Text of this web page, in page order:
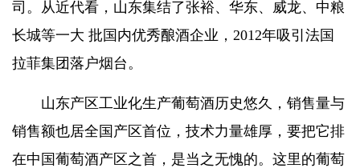
司。从近代看，山东集结了张裕、华东、威龙、中粮
长城等一大 批国内优秀酿酒企业，2012年吸引法国
拉菲集团落户烟台。
山东产区工业化生产葡萄酒历史悠久，销售量与
销售额也居全国产区首位，技术力量雄厚，要把它排
在中国葡萄酒产区之首， 是当之无愧的。这里的葡萄